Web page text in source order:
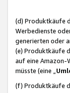
(d) Produktkäufe
Werbedienste
generierten oder
(e) Produktkäufe
auf eine Amazon-
müsste (eine „
(f) Produktkäufe